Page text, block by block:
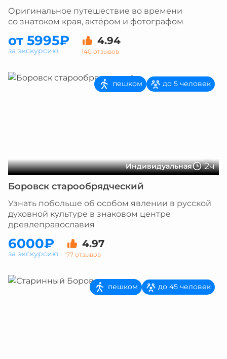
Оригинальное путешествие во времени
со знатоком края, актёром и фотографом
от 5995₽ 4.94
140 отзывов
за экскурсию
Индивидуальная 2ч
пешком до 5 человек
Боровск старообрядческий
Узнать побольше об особом явлении в русской
духовной культуре в знаковом центре
древлеправославия
6000₽ 4.97
77 отзывов
за экскурсию
пешком до 45 человек